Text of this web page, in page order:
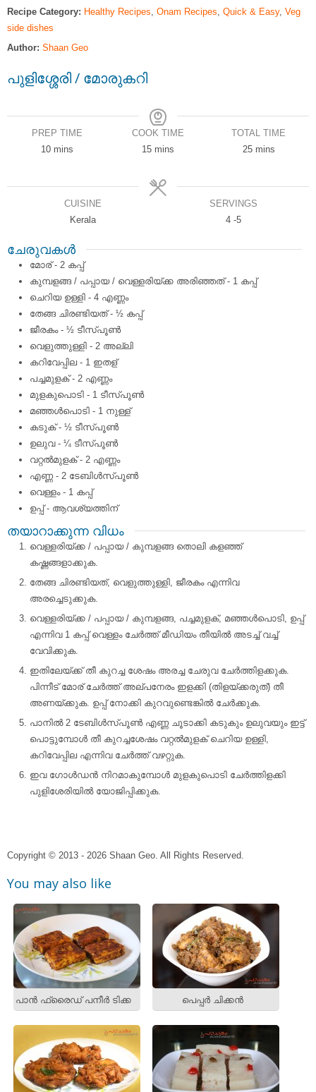
Recipe Category: Healthy Recipes Onam Recipes Quick & Easy, Veg
side dishes
Author: Shaan Geo
പുളിശ്ശേരി / മോരുകറി
PREP TIME
10minutes
mins
COOK TIME
15minutes
mins
TOTAL TIME
25minutes
mins
CUISINE
Kerala
SERVINGS
4 -5
ചേരുവകൾ
മോര് - 2 കപ്പ്
കുമ്പളങ്ങ / പപ്പായ / വെള്ളരിയ്ക്ക അരിഞ്ഞത് - 1 കപ്പ്
ചെറിയ ഉള്ളി - 4 എണ്ണം
തേങ്ങ ചിരണ്ടിയത് - ½ കപ്പ്
ജീരകം - ½ ടീസ്പൂണ്‍
വെളുത്തുള്ളി - 2 അല്ലി
കറിവേപ്പില - 1 ഇതള്
പച്ചമുളക് - 2 എണ്ണം
മുളകുപൊടി - 1 ടീസ്പൂണ്‍
മഞ്ഞള്‍പൊടി - 1 നുള്ള്
കടുക് - ½ ടീസ്പൂണ്‍
ഉലുവ - ¼ ടീസ്പൂണ്‍
വറ്റല്‍മുളക് - 2 എണ്ണം
എണ്ണ - 2 ടേബിള്‍സ്പൂണ്‍
വെള്ളം - 1 കപ്പ്
ഉപ്പ് - ആവശ്യത്തിന്
തയാറാക്കുന്ന വിധം
വെള്ളരിയ്ക്ക / പപ്പായ / കുമ്പളങ്ങ തൊലി കളഞ്ഞ്
കഷ്ണങ്ങളാക്കുക.
തേങ്ങ ചിരണ്ടിയത്, വെളുത്തുള്ളി, ജീരകം എന്നിവ
അരച്ചെടുക്കുക.
വെള്ളരിയ്ക്ക / പപ്പായ / കുമ്പളങ്ങ, പച്ചമുളക്, മഞ്ഞള്‍പൊടി, ഉപ്പ്
എന്നിവ 1 കപ്പ് വെള്ളം ചേര്‍ത്ത് മീഡിയം തീയില്‍ അടച്ച് വച്ച്
വേവിക്കുക.
ഇതിലേയ്ക്ക് തീ കുറച്ച ശേഷം അരച്ച ചേരുവ ചേര്‍ത്തിളക്കുക.
പിന്നീട് മോര് ചേര്‍ത്ത് അല്പനേരം ഇളക്കി (തിളയ്ക്കരുത്) തീ
അണയ്ക്കുക. ഉപ്പ് നോക്കി കുറവുണ്ടെങ്കില്‍ ചേര്‍ക്കുക.
പാനില്‍ 2 ടേബിള്‍സ്പൂണ്‍ എണ്ണ ചൂടാക്കി കടുകും ഉലുവയും ഇട്ട്
പൊട്ടുമ്പോള്‍ തീ കുറച്ചശേഷം വറ്റല്‍മുളക് ചെറിയ ഉള്ളി,
കറിവേപ്പില എന്നിവ ചേര്‍ത്ത് വഴറ്റുക.
ഇവ ഗോള്‍ഡന്‍ നിറമാകുമ്പോള്‍ മുളകുപൊടി ചേര്‍ത്തിളക്കി
പുളിശേരിയില്‍ യോജിപ്പിക്കുക.
Copyright © 2013 - 2026 Shaan Geo. All Rights Reserved.
You may also like
പാന്‍ ഫ്രൈഡ് പനീര്‍ ടിക്ക പെപ്പര്‍ ചിക്കന്‍